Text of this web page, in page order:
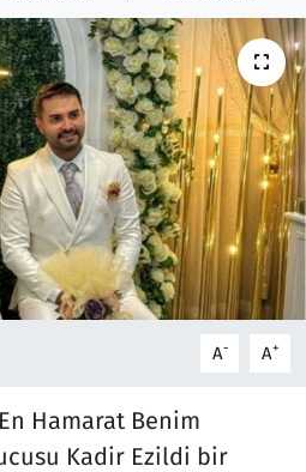
A- A+
Hamarat Benim
Kadir Ezildi bir